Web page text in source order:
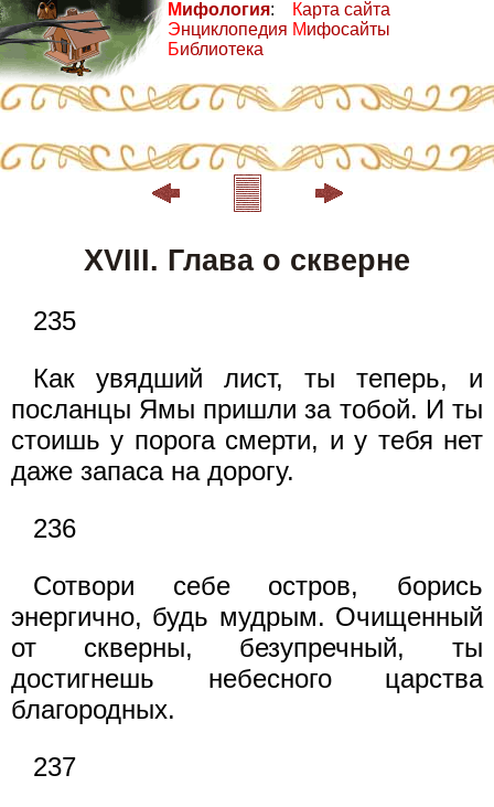
Мифология:
Энциклопедия
Библиотека
Карта сайта
Мифосайты
XVIII. Глава о скверне
235
Как увядший лист, ты теперь, и
посланцы Ямы пришли за тобой. И ты
стоишь у порога смерти, и у тебя нет
даже запаса на дорогу.
236
Сотвори себе остров, борись
энергично, будь мудрым. Очищенный
от скверны, безупречный, ты
достигнешь небесного царства
благородных.
237